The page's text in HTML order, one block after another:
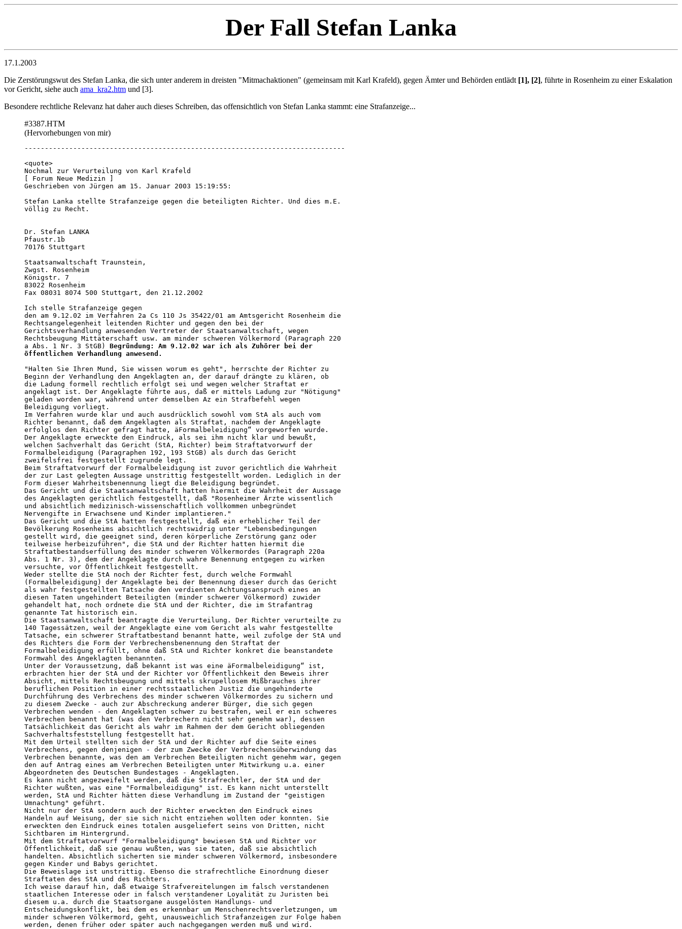
Der Fall Stefan Lanka
17.1.2003
Die Zerstörungswut des Stefan Lanka, die sich unter anderem in dreisten "Mitmachaktionen" (gemeinsam mit Karl Krafeld), gegen Ämter und Behörden entlädt [1], [2], führte in Rosenheim zu einer Eskalation
vor Gericht, siehe auch ama_kra2.htm und [3].
Besondere rechtliche Relevanz hat daher auch dieses Schreiben, das offensichtlich von Stefan Lanka stammt: eine Strafanzeige...
#3387.HTM
(Hervorhebungen von mir)
-------------------------------------------------------------------------------
<quote>
Nochmal zur Verurteilung von Karl Krafeld
[ Forum Neue Medizin ]
Geschrieben von Jürgen am 15. Januar 2003 15:19:55:
Stefan Lanka stellte Strafanzeige gegen die beteiligten Richter. Und dies m.E.
völlig zu Recht.
Dr. Stefan LANKA
Pfaustr.1b
70176 Stuttgart
Staatsanwaltschaft Traunstein,
Zwgst. Rosenheim
Königstr. 7
83022 Rosenheim
Fax 08031 8074 500 Stuttgart, den 21.12.2002
Ich stelle Strafanzeige gegen
den am 9.12.02 im Verfahren 2a Cs 110 Js 35422/01 am Amtsgericht Rosenheim die
Rechtsangelegenheit leitenden Richter und gegen den bei der
Gerichtsverhandlung anwesenden Vertreter der Staatsanwaltschaft, wegen
Rechtsbeugung Mittäterschaft usw. am minder schweren Völkermord (Paragraph 220
a Abs. 1 Nr. 3 StGB) Begründung: Am 9.12.02 war ich als Zuhörer bei der
öffentlichen Verhandlung anwesend.
"Halten Sie Ihren Mund, Sie wissen worum es geht", herrschte der Richter zu
Beginn der Verhandlung den Angeklagten an, der darauf drängte zu klären, ob
die Ladung formell rechtlich erfolgt sei und wegen welcher Straftat er
angeklagt ist. Der Angeklagte führte aus, daß er mittels Ladung zur "Nötigung"
geladen worden war, während unter demselben Az ein Strafbefehl wegen
Beleidigung vorliegt.
Im Verfahren wurde klar und auch ausdrücklich sowohl vom StA als auch vom
Richter benannt, daß dem Angeklagten als Straftat, nachdem der Angeklagte
erfolglos den Richter gefragt hatte, äFormalbeleidigung“ vorgeworfen wurde.
Der Angeklagte erweckte den Eindruck, als sei ihm nicht klar und bewußt,
welchen Sachverhalt das Gericht (StA, Richter) beim Straftatvorwurf der
Formalbeleidigung (Paragraphen 192, 193 StGB) als durch das Gericht
zweifelsfrei festgestellt zugrunde legt.
Beim Straftatvorwurf der Formalbeleidigung ist zuvor gerichtlich die Wahrheit
der zur Last gelegten Aussage unstrittig festgestellt worden. Lediglich in der
Form dieser Wahrheitsbenennung liegt die Beleidigung begründet.
Das Gericht und die Staatsanwaltschaft hatten hiermit die Wahrheit der Aussage
des Angeklagten gerichtlich festgestellt, daß "Rosenheimer Ärzte wissentlich
und absichtlich medizinisch-wissenschaftlich vollkommen unbegründet
Nervengifte in Erwachsene und Kinder implantieren."
Das Gericht und die StA hatten festgestellt, daß ein erheblicher Teil der
Bevölkerung Rosenheims absichtlich rechtswidrig unter "Lebensbedingungen
gestellt wird, die geeignet sind, deren körperliche Zerstörung ganz oder
teilweise herbeizuführen", die StA und der Richter hatten hiermit die
Straftatbestandserfüllung des minder schweren Völkermordes (Paragraph 220a
Abs. 1 Nr. 3), dem der Angeklagte durch wahre Benennung entgegen zu wirken
versuchte, vor Öffentlichkeit festgestellt.
Weder stellte die StA noch der Richter fest, durch welche Formwahl
(Formalbeleidigung) der Angeklagte bei der Benennung dieser durch das Gericht
als wahr festgestellten Tatsache den verdienten Achtungsanspruch eines an
diesen Taten ungehindert Beteiligten (minder schwerer Völkermord) zuwider
gehandelt hat, noch ordnete die StA und der Richter, die im Strafantrag
genannte Tat historisch ein.
Die Staatsanwaltschaft beantragte die Verurteilung. Der Richter verurteilte zu
140 Tagessätzen, weil der Angeklagte eine vom Gericht als wahr festgestellte
Tatsache, ein schwerer Straftatbestand benannt hatte, weil zufolge der StA und
des Richters die Form der Verbrechensbenennung den Straftat der
Formalbeleidigung erfüllt, ohne daß StA und Richter konkret die beanstandete
Formwahl des Angeklagten benannten.
Unter der Voraussetzung, daß bekannt ist was eine äFormalbeleidigung“ ist,
erbrachten hier der StA und der Richter vor Öffentlichkeit den Beweis ihrer
Absicht, mittels Rechtsbeugung und mittels skrupellosem Mißbrauches ihrer
beruflichen Position in einer rechtsstaatlichen Justiz die ungehinderte
Durchführung des Verbrechens des minder schweren Völkermordes zu sichern und
zu diesem Zwecke - auch zur Abschreckung anderer Bürger, die sich gegen
Verbrechen wenden - den Angeklagten schwer zu bestrafen, weil er ein schweres
Verbrechen benannt hat (was den Verbrechern nicht sehr genehm war), dessen
Tatsächlichkeit das Gericht als wahr im Rahmen der dem Gericht obliegenden
Sachverhaltsfeststellung festgestellt hat.
Mit dem Urteil stellten sich der StA und der Richter auf die Seite eines
Verbrechens, gegen denjenigen - der zum Zwecke der Verbrechensüberwindung das
Verbrechen benannte, was den am Verbrechen Beteiligten nicht genehm war, gegen
den auf Antrag eines am Verbrechen Beteiligten unter Mitwirkung u.a. einer
Abgeordneten des Deutschen Bundestages - Angeklagten.
Es kann nicht angezweifelt werden, daß die Strafrechtler, der StA und der
Richter wußten, was eine "Formalbeleidigung" ist. Es kann nicht unterstellt
werden, StA und Richter hätten diese Verhandlung im Zustand der "geistigen
Umnachtung" geführt.
Nicht nur der StA sondern auch der Richter erweckten den Eindruck eines
Handeln auf Weisung, der sie sich nicht entziehen wollten oder konnten. Sie
erweckten den Eindruck eines totalen ausgeliefert seins von Dritten, nicht
Sichtbaren im Hintergrund.
Mit dem Straftatvorwurf "Formalbeleidigung" bewiesen StA und Richter vor
Öffentlichkeit, daß sie genau wußten, was sie taten, daß sie absichtlich
handelten. Absichtlich sicherten sie minder schweren Völkermord, insbesondere
gegen Kinder und Babys gerichtet.
Die Beweislage ist unstrittig. Ebenso die strafrechtliche Einordnung dieser
Straftaten des StA und des Richters.
Ich weise darauf hin, daß etwaige Strafvereitelungen im falsch verstandenen
staatlichen Interesse oder in falsch verstandener Loyalität zu Juristen bei
diesem u.a. durch die Staatsorgane ausgelösten Handlungs- und
Entscheidungskonflikt, bei dem es erkennbar um Menschenrechtsverletzungen, um
minder schweren Völkermord, geht, unausweichlich Strafanzeigen zur Folge haben
werden, denen früher oder später auch nachgegangen werden muß und wird.